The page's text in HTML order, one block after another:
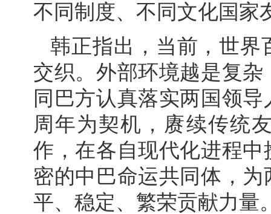
不同制度、不同文化国家
韩正指出，当前，世界
交织。外部环境越是复
同巴方认真落实两国领
周年为契机，赓续传统
作，在各自现代化进程
密的中巴命运共同体，
平、稳定、繁荣贡献力量